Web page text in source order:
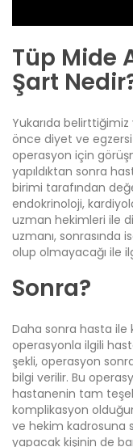
Tüp Mide
Şart
Yukarıda
önce diyet ve
operasyon için
yapıldıktan sonra
birimi tarafından
endokrinoloji,
uzman hekimleri ile
uzmanı, sonrasında
olup olmayacağı ile
Sonra?
Daha sonra hasta ile
operasyonla ilgili
şekli, operasyon
bilgi verilir. Bu
hastanenin tam
komplikasyon
ve hekim kadrosuna
yapacak kişinin de